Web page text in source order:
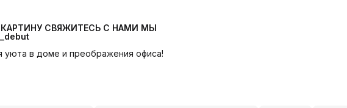
СВЯЖИТЕСЬ С НАМИ МЫ
уюта в доме и преображения офиса!